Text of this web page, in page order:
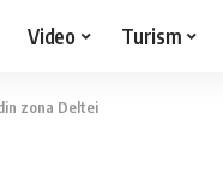
Video Turism
zona Deltei